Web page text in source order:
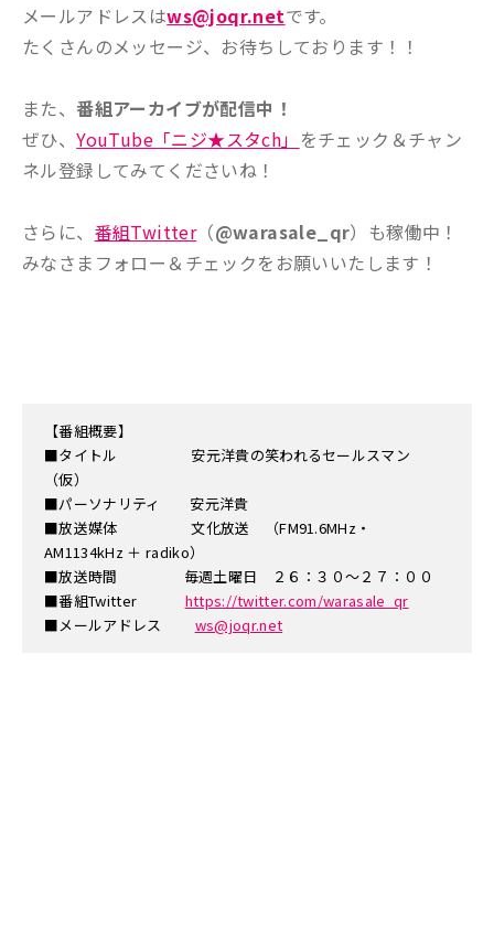
メールアドレスはws@joqr.netです。
たくさんのメッセージ、お待ちしております！！
また、 番組アーカイブが配信中！
ぜひ、YouTube「ニジ★スタch」 をチェック＆チャン
ネル登録してみてくださいね！
さらに、 番組Twitter（@warasale_qr）も稼働中！
みなさまフォロー＆チェックをお願いいたします！
【番組概要】
■タイトル 安元洋貴の笑われるセールスマン
（仮）
■パーソナリティ 安元洋貴
■放送媒体 文化放送 （FM91.6MHz・
AM1134kHz ＋ radiko）
■放送時間 毎週土曜日 ２６：３０～２７：００
■番組Twitter https://twitter.com/warasale_qr
■メールアドレス ws@joqr.net